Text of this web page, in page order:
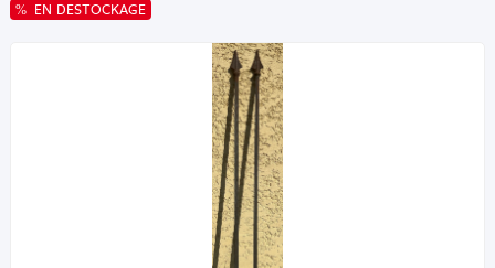
EN DESTOCKAGE